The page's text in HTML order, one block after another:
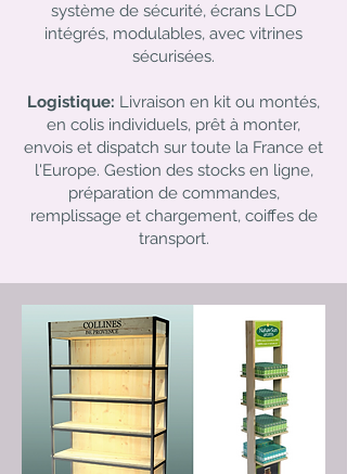
système de sécurité, écrans LCD
intégrés, modulables, avec vitrines
sécurisées.
​Logistique: Livraison en kit ou montés,
en colis individuels, prêt à monter,
envois et dispatch sur toute la France et
l'Europe. Gestion des stocks en ligne,
préparation de commandes,
remplissage et chargement, coiffes de
transport.